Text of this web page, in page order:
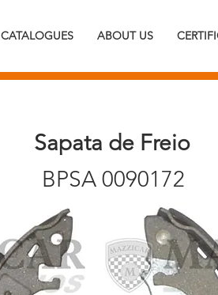
CATALOGUES ABOUT US
Sapata de Freio
BPSA 0090172